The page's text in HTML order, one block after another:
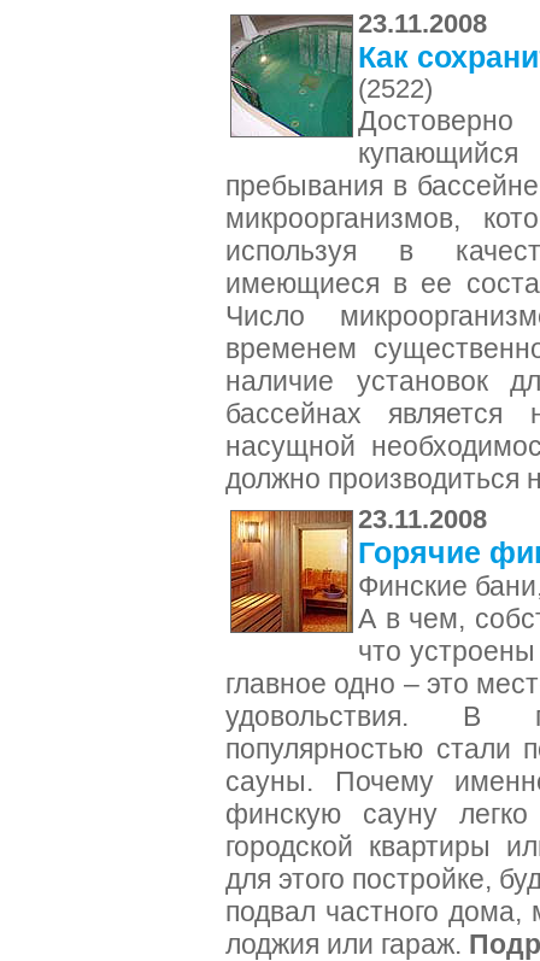
23.11.2008
Как
(2522)
пребывания в
микроорганизмов,
используя в
имеющиеся в ее
Число
временем
наличие установок
бассейнах
насущной
должно производиться
23.11.2008
Горячие
Финские
А в чем,
что
главное одно – это
удовольствия. В
популярностью стали
сауны. Почему
финскую сауну
городской квартиры
для этого постройке,
подвал частного
лоджия или гараж.